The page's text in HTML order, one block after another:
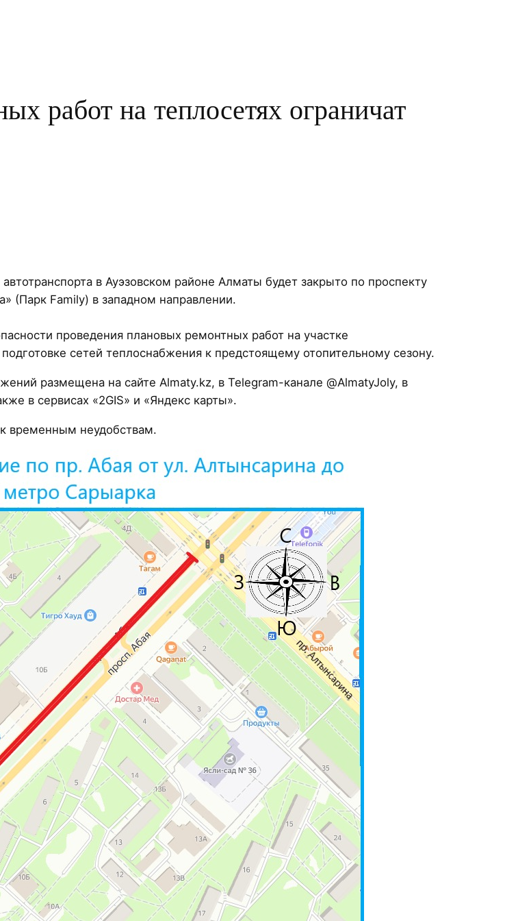
работ на теплосетях ограничат
в Ауэзовском районе Алматы будет закрыто по проспекту
(Парк Family) в западном направлении.
проведения плановых ремонтных работ на участке
сетей теплоснабжения к предстоящему отопительному сезону.
размещена на сайте Almaty.kz, в Telegram-канале @AlmatyJoly, в
в сервисах «2GIS» и «Яндекс карты».
временным неудобствам.